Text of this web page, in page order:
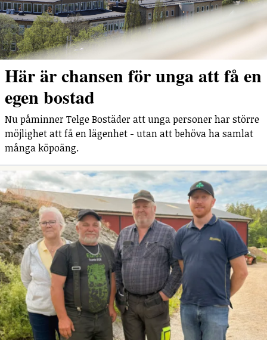
Här är chansen för unga att få en
egen bostad
Nu påminner Telge Bostäder att unga personer har större
möjlighet att få en lägenhet - utan att behöva ha samlat
många köpoäng.